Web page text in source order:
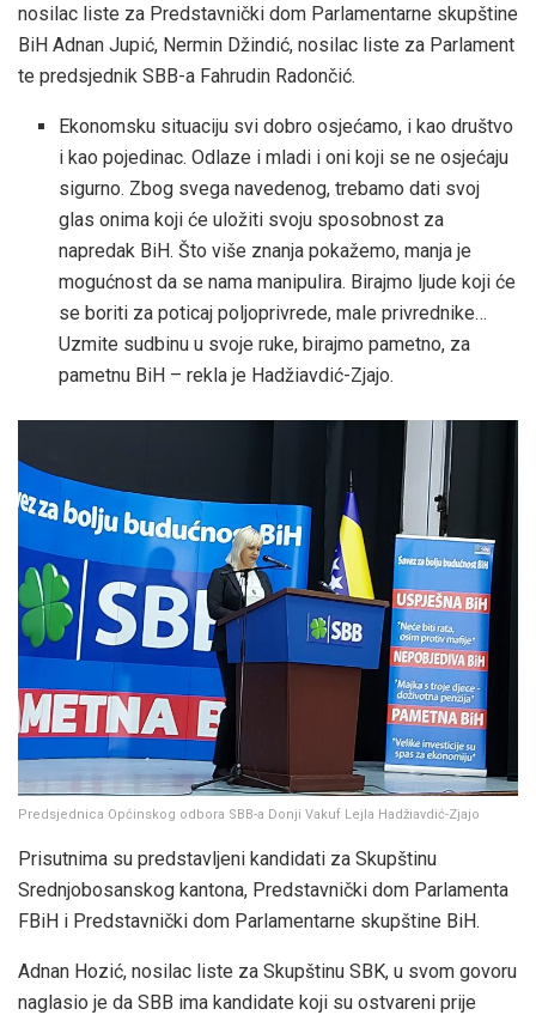
nosilac liste za Predstavnički dom Parlamentarne skupštine
BiH Adnan Jupić, Nermin Džindić, nosilac liste za Parlament
te predsjednik SBB-a Fahrudin Radončić.
Ekonomsku situaciju svi dobro osjećamo, i kao društvo
i kao pojedinac. Odlaze i mladi i oni koji se ne osjećaju
sigurno. Zbog svega navedenog, trebamo dati svoj
glas onima koji će uložiti svoju sposobnost za
napredak BiH. Što više znanja pokažemo, manja je
mogućnost da se nama manipulira. Birajmo ljude koji će
se boriti za poticaj poljoprivrede, male privrednike…
Uzmite sudbinu u svoje ruke, birajmo pametno, za
pametnu BiH – rekla je Hadžiavdić-Zjajo.
Predsjednica Općinskog odbora SBB-a Donji Vakuf Lejla Hadžiavdić-Zjajo
Prisutnima su predstavljeni kandidati za Skupštinu
Srednjobosanskog kantona, Predstavnički dom Parlamenta
FBiH i Predstavnički dom Parlamentarne skupštine BiH.
Adnan Hozić, nosilac liste za Skupštinu SBK, u svom govoru
naglasio je da SBB ima kandidate koji su ostvareni prije